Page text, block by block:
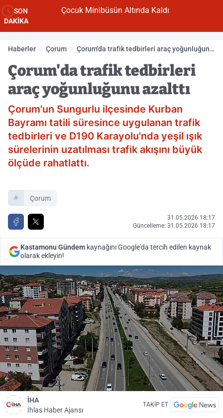
SON
DAKİKA
Çocuk Minibüsün Altında Kaldı
Haberler Çorum
Çorum'da trafik tedbirleri araç yoğunluğunu
Çorum'da trafik tedbirleri
araç yoğunluğunu azalttı
Çorum'un Sungurlu ilçesinde Kurban
Bayramı tatili süresince uygulanan trafik
tedbirleri ve D190 Karayolu'nda yeşil ışık
sürelerinin uzatılması trafik akışını büyük
ölçüde rahatlattı.
Çorum
31.05.2026 18:17
Güncelleme: 31.05.2026 18:17
Kastamonu Gündem kaynağını Google'da tercih edilen kaynak
olarak ekleyin!
İHA
İhlas Haber Ajansı
TAKİP ET